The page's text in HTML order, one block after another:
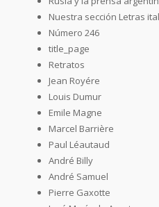
Nuestra sección Letras
Número 246
title_page
Retratos
Jean Royére
Louis Dumur
Emile Magne
Marcel Barrière
Paul Léautaud
André Billy
André Samuel
Pierre Gaxotte